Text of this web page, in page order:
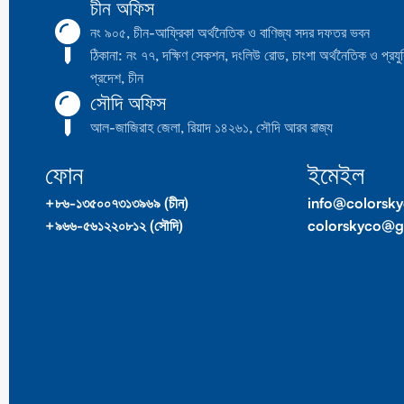
চীন অফিস
নং ৯০৫, চীন-আফ্রিকা অর্থনৈতিক ও বাণিজ্য সদর দফতর ভবন
ঠিকানা: নং ৭৭, দক্ষিণ সেকশন, দংলিউ রোড, চাংশা অর্থনৈতিক ও
প্রদেশ, চীন
সৌদি অফিস
আল-জাজিরাহ জেলা, রিয়াদ ১৪২৬১, সৌদি আরব রাজ্য
ফোন
+৮৬-১৩৫০০৭৩১৩৯৬৯ (চীন)
+৯৬৬-৫৬১২২০৮১২ (সৌদি)
ইমেইল